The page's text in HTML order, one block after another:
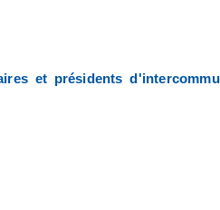
et présidents